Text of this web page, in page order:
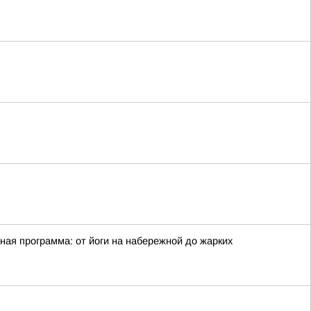
программа: от йоги на набережной до жарких